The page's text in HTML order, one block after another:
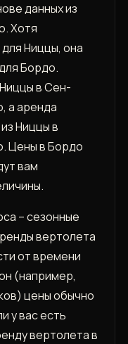
данных из
Хотя
Ниццы, она
Бордо.
в Сен-
а аренда
Ниццы в
Цены в Бордо
вам
– сезонные
вертолета
от времени
(например,
цены обычно
у вас есть
вертолета в